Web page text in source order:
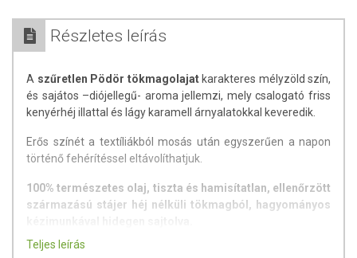
Részletes leírás
A szűretlen Pödör tökmagolajatkarakteres mélyzöld szín,
és sajátos –diójellegű- aroma jellemzi, mely csalogató friss
kenyérhéj illattal és lágy karamell árnyalatokkal keveredik.
Erős színét a textíliákból mosás után egyszerűen a napon
történő fehérítéssel eltávolíthatjuk.
100% természetes olaj, tiszta és hamisítatlan, ellenőrzött
származású stájer héj nélküli tökmagból, hagyományos
Példátlanságát annak köszönheti, hogy a magot azon a
Teljes leírás